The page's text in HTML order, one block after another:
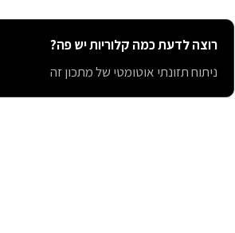
רוצה לדעת כמה קלוריות יש פה?
ניתוח תזונתי אוטומטי של מתכון זה